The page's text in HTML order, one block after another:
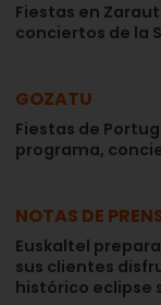
Fiestas en
conciertos de la
GOZATU
Fiestas de
programa,
NOTAS DE
Euskaltel
sus clientes
histórico eclipse